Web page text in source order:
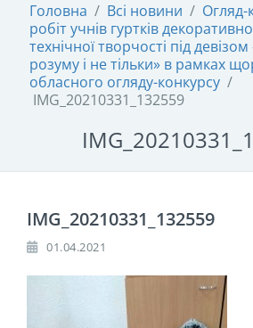
Головна / Всі новини / Огляд-
робіт учнів гуртків
технічної творчості під
розуму і не тільки» в рамках
обласного огляду-конкурсу /
IMG_20210331_132559
IMG_20210331_132559
01.04.2021